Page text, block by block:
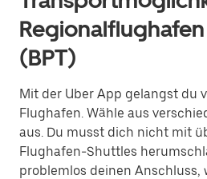
(BPT)
Mit der Uber App gelangst du
Flughafen. Wähle aus
aus. Du musst dich nicht mit
Flughafen-Shuttles
problemlos deinen Anschluss,